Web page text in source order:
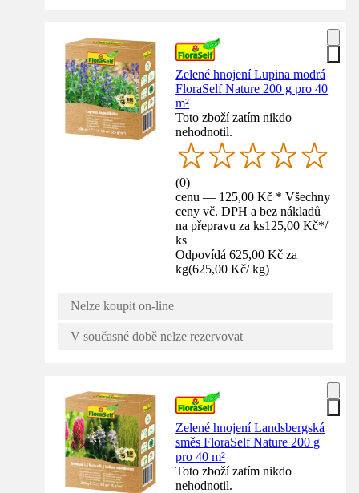
Zelené hnojení Lupina modrá
FloraSelf Nature 200 g pro 40
m²
Toto zboží zatím nikdo
nehodnotil.
(0)
cenu — 125,00 Kč * Všechny
ceny vč. DPH a bez nákladů
na přepravu za ks125,00 Kč*/
ks
Odpovídá 625,00 Kč za
kg(625,00 Kč/ kg)
Nelze koupit on-line
V současné době nelze rezervovat
Zelené hnojení Landsbergská
směs FloraSelf Nature 200 g
pro 40 m²
Toto zboží zatím nikdo
nehodnotil.